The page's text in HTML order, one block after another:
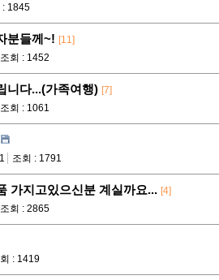
: 1845
분들께~! [11]
조회 : 1452
니다...(가족여행) [7]
조회 : 1061
조회 : 1791
가지고있으신분 계실까요... [4]
조회 : 2865
: 1419